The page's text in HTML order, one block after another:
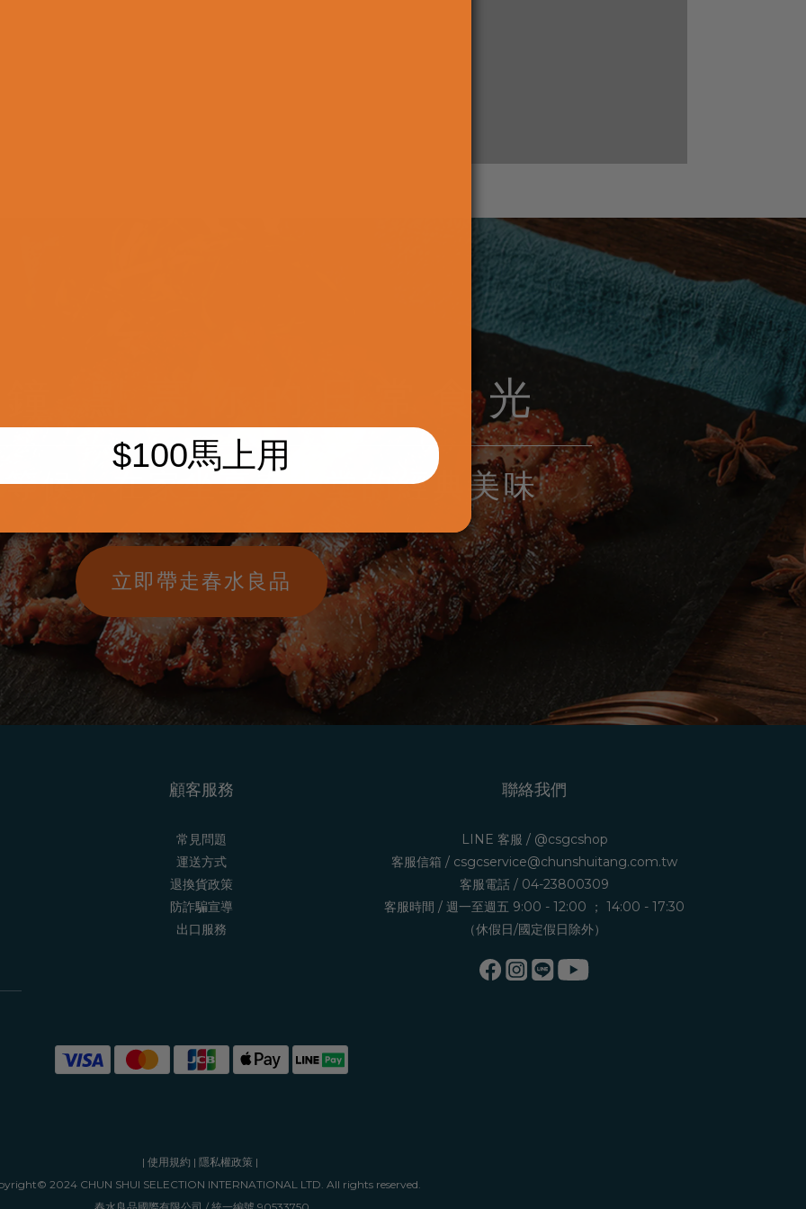
點亮你的日常食光
候，在家坐享春水堂的經典美味
立即帶走春水良品
顧客服務
常見問題
運送方式
退換貨政策
防詐騙宣導
出口服務
聯絡我們
LINE 客服 / @csgcshop
客服信箱 / csgcservice@chunshuitang.com.tw
客服電話 / 04-23800309
客服時間 / 週一至週五 9:00 - 12:00 ； 14:00 - 17:30
（休假日/國定假日除外）
| 使用規約 | 隱私權政策 |
2024 CHUN SHUI SELECTION INTERNATIONAL LTD. All rights reserved.